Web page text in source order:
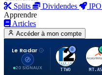
Splits
Dividendes IPO
Apprendre
Articles
Accéder à mon compte
Le Radar
20 SIGNAUX
T
TTWO
A
MT.AS